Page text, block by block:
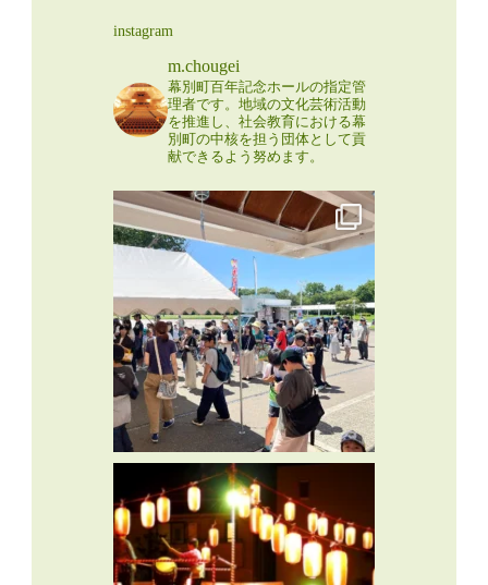
instagram
m.chougei
幕別町百年記念ホールの指定管
理者です。地域の文化芸術活動
を推進し、社会教育における幕
別町の中核を担う団体として貢
献できるよう努めます。